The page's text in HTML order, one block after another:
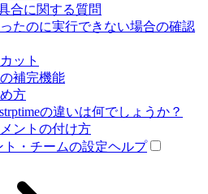
合に関する質問
たのに実行できない場合の確認
ット
補完機能
方
の違いは何でしょうか？
ントの付け方
ト・チームの設定ヘルプ